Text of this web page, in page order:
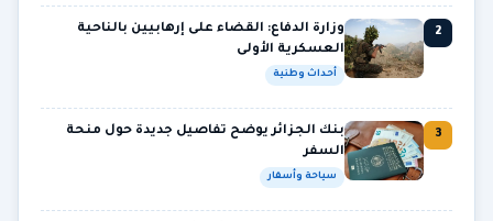
2
وزارة الدفاع: القضاء على إرهابيين بالناحية
العسكرية الأولى
أحداث وطنية
3
بنك الجزائر يوضح تفاصيل جديدة حول منحة
السفر
سياحة وأسفار